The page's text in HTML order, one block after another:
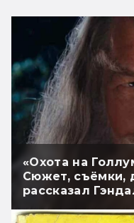
«Охота на
Сюжет, съёмки,
рассказал